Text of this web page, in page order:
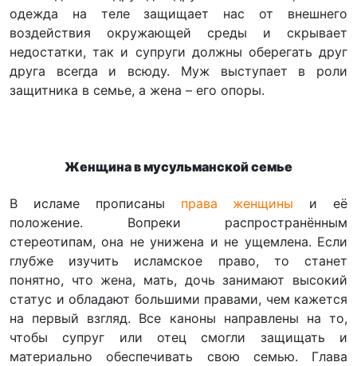
одежда на теле защищает нас от внешнего
воздействия окружающей среды и скрывает
недостатки, так и супруги должны оберегать друг
друга всегда и всюду. Муж выступает в роли
защитника в семье, а жена – его опоры.
Женщина в мусульманской семье
В исламе прописаны права женщины и её
положение. Вопреки распространённым
стереотипам, она не унижена и не ущемлена. Если
глубже изучить исламское право, то станет
понятно, что жена, мать, дочь занимают высокий
статус и обладают большими правами, чем кажется
на первый взгляд. Все каноны направлены на то,
чтобы супруг или отец смогли защищать и
материально обеспечивать свою семью. Глава